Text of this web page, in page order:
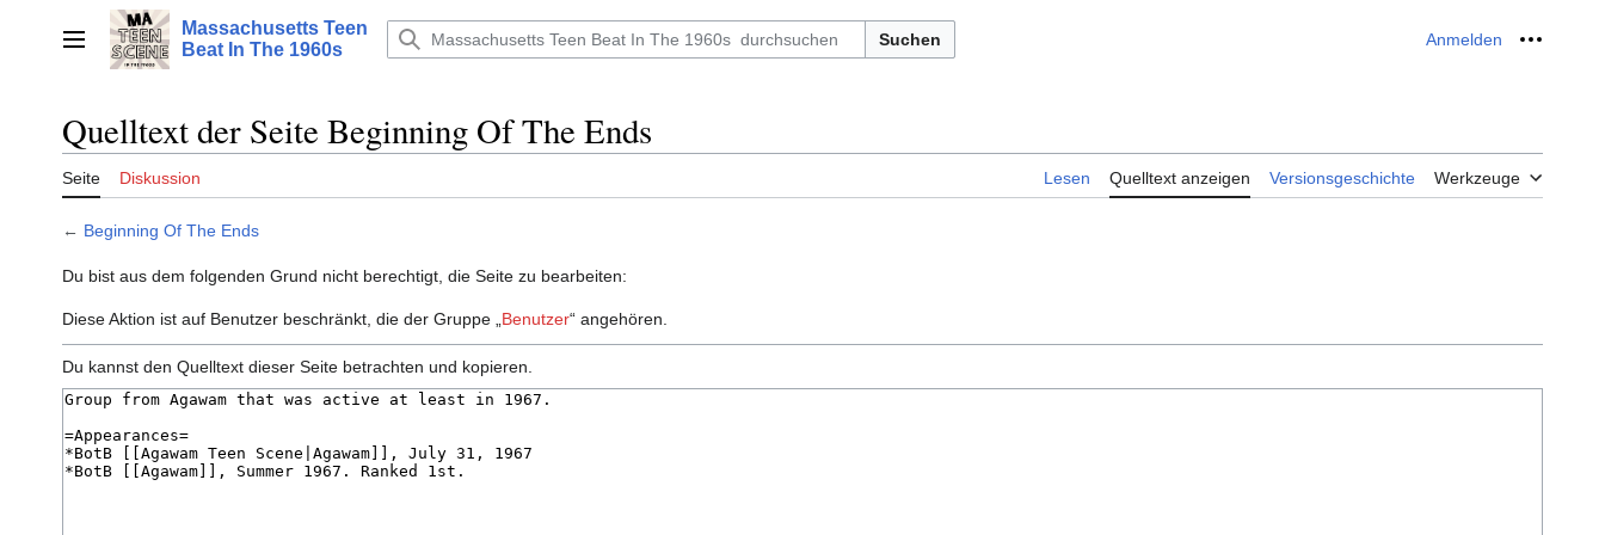
springenHauptmenü
Massachusetts Teen
Beat In The 1960s
Suchen Anmelden Meine
Quelltext der Seite Beginning Of The Ends
Seite Diskussion Lesen Quelltext anzeigen Versionsgeschichte Werkzeuge
← Beginning Of The Ends
Du bist aus dem folgenden Grund nicht berechtigt, die Seite zu bearbeiten:
Diese Aktion ist auf Benutzer beschränkt, die der Gruppe „ Benutzer“ angehören.
Du kannst den Quelltext dieser Seite betrachten und kopieren.